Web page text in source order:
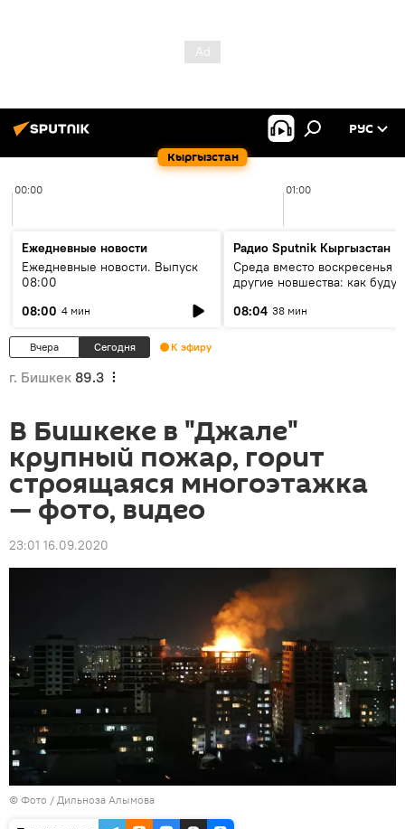
Кыргызстан
РУС
00:00 01:00
Ежедневные новости
Ежедневные новости. Выпуск
08:00
08:00 4 мин
Радио Sputnik Кыргызстан
Среда вместо воскресенья и
другие новшества: как будут
08:04 38 мин
Вчера Сегодня К эфиру
г. Бишкек 89.3
В Бишкеке в "Джале"
крупный пожар, горит
строящаяся многоэтажка
— фото, видео
23:01 16.09.2020
© Фото / Дильноза Алымова